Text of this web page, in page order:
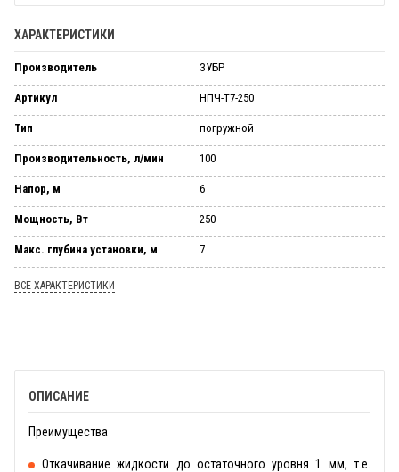
ХАРАКТЕРИСТИКИ
Производитель ЗУБР
Артикул НПЧ-Т7-250
Тип погружной
Производительность, л/мин 100
Напор, м 6
Мощность, Вт 250
Макс. глубина установки, м 7
ВСЕ ХАРАКТЕРИСТИКИ
ОПИСАНИЕ
Преимущества
Откачивание жидкости до остаточного уровня 1 мм, т.е.